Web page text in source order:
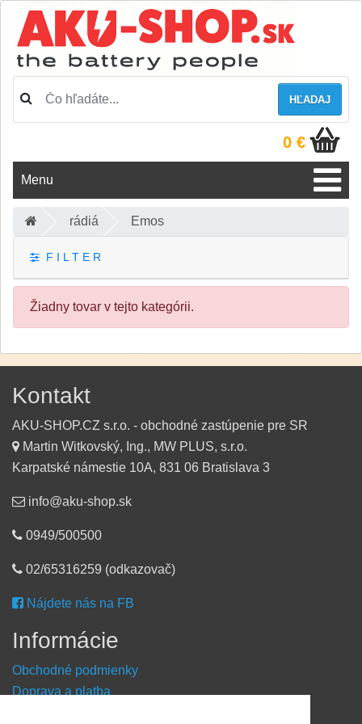
HĽADAJ
0 €
Menu
rádiá Emos
F I L T E R
Žiadny tovar v tejto kategórii.
Kontakt
AKU-SHOP.CZ s.r.o. - obchodné zastúpenie pre SR
Martin Witkovský, Ing., MW PLUS, s.r.o.
Karpatské námestie 10A, 831 06 Bratislava 3
info@aku-shop.sk
0949/500500
02/65316259 (odkazovač)
Nájdete nás na FB
Informácie
Obchodné podmienky
Doprava a platba